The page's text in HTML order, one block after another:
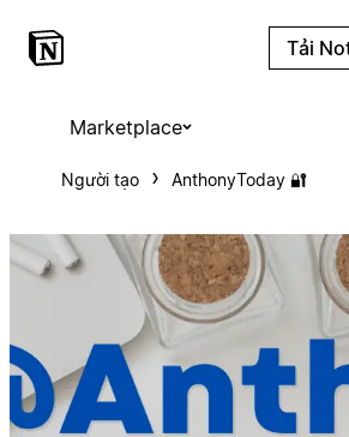
Tải
Marketplace
Người tạo AnthonyToday 🔐